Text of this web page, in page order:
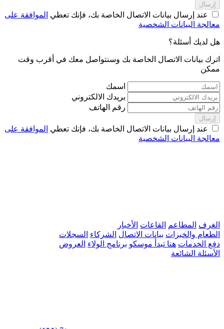
إرسال
عند إرسال بيانات الاتصال الخاصة بك، فإنك تعطي الموافقة على
معالجة البيانات الشخصية
هل لديك أسئلة؟
اترك بيانات الاتصال الخاصة بك وسنتواصل معك في أقرب وقت
ممكن
اسمك
بريدك الالكتروني
رقم الهاتف
إرسال
عند إرسال بيانات الاتصال الخاصة بك، فإنك تعطي الموافقة على
معالجة البيانات الشخصية
الغرف المطاعم القاعات الأخبار
الطعام والخبرات بيانات الاتصال الشركاء السجلات
دفع الخدمات هنا تبدأ موسكو برنامج الولاء العروض
الأسئلة الشائعة